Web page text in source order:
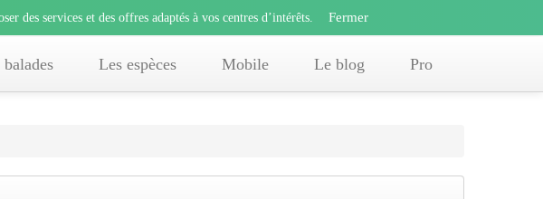
des services et des offres adaptés à vos centres d’intérêts. x
balades Les espèces Mobile Le blog Pro
des services et des offres adaptés à vos centres d’intérêts. Fermer
et des offres adaptés à vos centres d’intérêts. Fermer